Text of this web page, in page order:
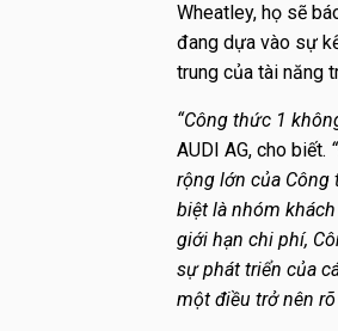
Wheatley, họ sẽ
đang dựa vào sự
trung của tài năng
“Công thức 1
AUDI AG, cho biết.
rộng lớn của
biệt là nhóm
giới hạn chi phí,
sự phát triển của
một điều trở nên